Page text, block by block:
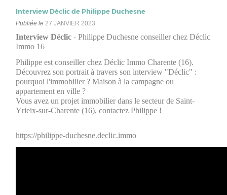
Interview Déclic de Philippe Duchesne
Publiée le27 JANVIER 2023
Interview Déclic - Philippe Duchesne conseiller chez Déclic
Immo 16
Philippe est conseiller chez Déclic Immo Charente (16).
Découvrez son portrait à travers son interview "Déclic" :
pourquoi l'immobilier ? Maison à la campagne ou
appartement en ville ?
Vous avez un projet immobilier dans le secteur de Saint-
Yrieix-sur-Charente (16), contactez Philippe !
https://philippe-duchesne.declic.immo